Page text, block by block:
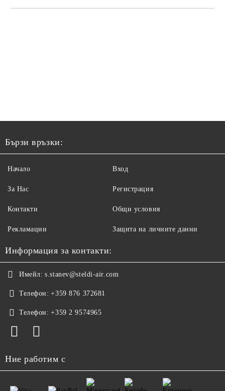
Бързи връзки:
Начало
За Нас
Контакти
Рекламации
Вход
Регистрация
Общи условия
Защита на личните данни
Информация за контакти:
Имейл: s.stanev@steldi-air.com
Телефон: +359 876 372681
Телефон: +359 2 9574965
Ние работим с